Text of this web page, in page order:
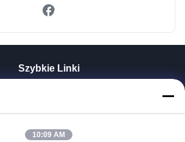
Szybkie Linki
Pokaz VR
10:09 AM